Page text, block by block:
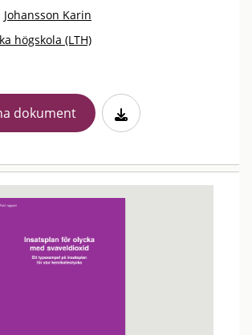
Johansson Karin
högskola (LTH)
dokument